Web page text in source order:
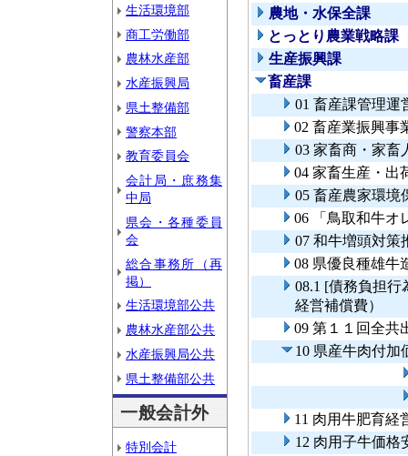
生活環境部
商工労働部
農林水産部
水産振興局
県土整備部
警察本部
教育委員会
会計局・庶務集
中局
県会・各種委員
会
総合事務所（再
掲）
生活環境部公共
農林水産部公共
水産振興局公共
県土整備部公共
一般会計外
特別会計
農地・水保全課
とっとり農業戦略課
生産振興課
畜産課
01 畜産課管理運
02 畜産業振興事
03 家畜商・家畜
04 家畜生産・出
05 畜産農家環境
06 「鳥取和牛オ
07 和牛増頭対策
08 県優良種雄牛
08.1 [債務負担
経営補償費）
09 第１１回全共
10 県産牛肉付加
11 肉用牛肥育経
12 肉用子牛価格